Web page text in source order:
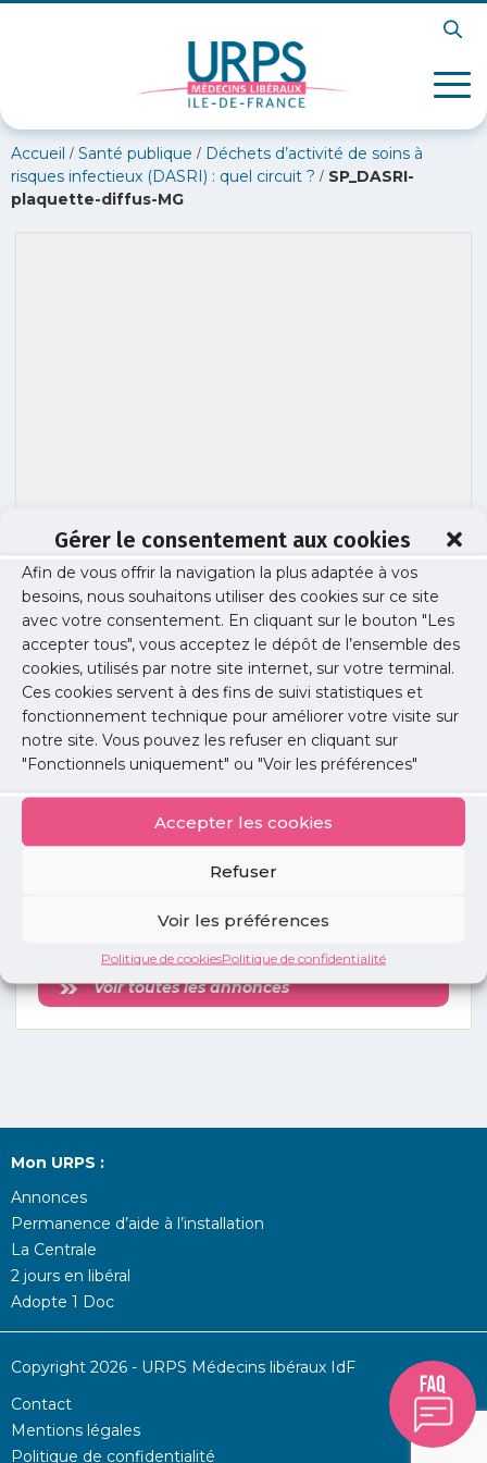
Gérer le consentement aux cookies
Afin de vous offrir la navigation la plus adaptée à vos
besoins, nous souhaitons utiliser des cookies sur ce site
avec votre consentement. En cliquant sur le bouton "Les
accepter tous", vous acceptez le dépôt de l’ensemble des
cookies, utilisés par notre site internet, sur votre terminal.
Ces cookies servent à des fins de suivi statistiques et
fonctionnement technique pour améliorer votre visite sur
notre site. Vous pouvez les refuser en cliquant sur
"Fonctionnels uniquement" ou "Voir les préférences"
Accepter les cookies
Refuser
Voir les préférences
Politique de cookiesPolitique de confidentialité
Accueil / Santé publique / Déchets d’activité de soins à
risques infectieux (DASRI) : quel circuit ? / SP_DASRI-
plaquette-diffus-MG
SP_DASRI-plaquette-diffus-MG
Publié le :28 avril 2017
Partager cet article :
annonces
Voir toutes les annonces
Mon URPS :
Annonces
Permanence d’aide à l’installation
La Centrale
2 jours en libéral
Adopte 1 Doc
Copyright 2026 - URPS Médecins libéraux IdF
Contact
Mentions légales
Politique de confidentialité